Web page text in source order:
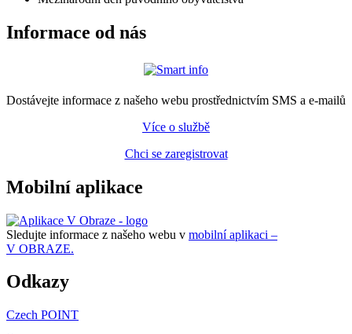
Informace od nás
Dostávejte informace z našeho webu prostřednictvím SMS a e-mailů
Více o službě
Chci se zaregistrovat
Mobilní aplikace
Sledujte informace z našeho webu v mobilní aplikaci –
V OBRAZE.
Odkazy
Czech POINT